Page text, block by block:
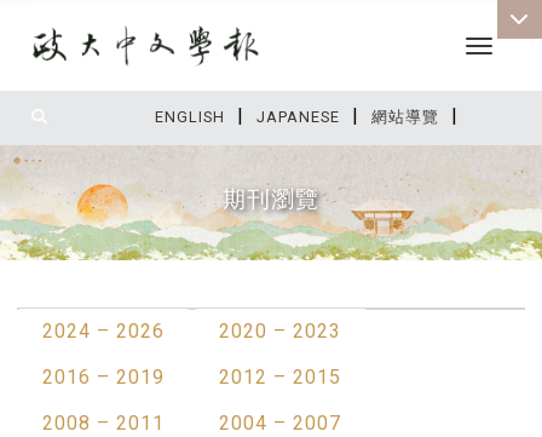
ENGLISH | JAPANESE | 網站導覽 |
Toggle
期刊瀏覽
2024 – 2026
2020 – 2023
2016 – 2019
2012 – 2015
2008 – 2011
2004 – 2007